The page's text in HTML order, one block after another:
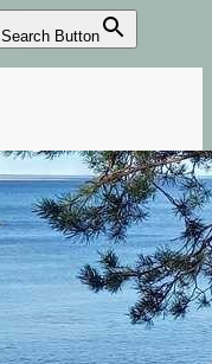
Search Button